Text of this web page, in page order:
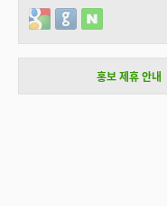
Login with Google
Login with GitHub
Login with Naver
홍보 제휴 안내